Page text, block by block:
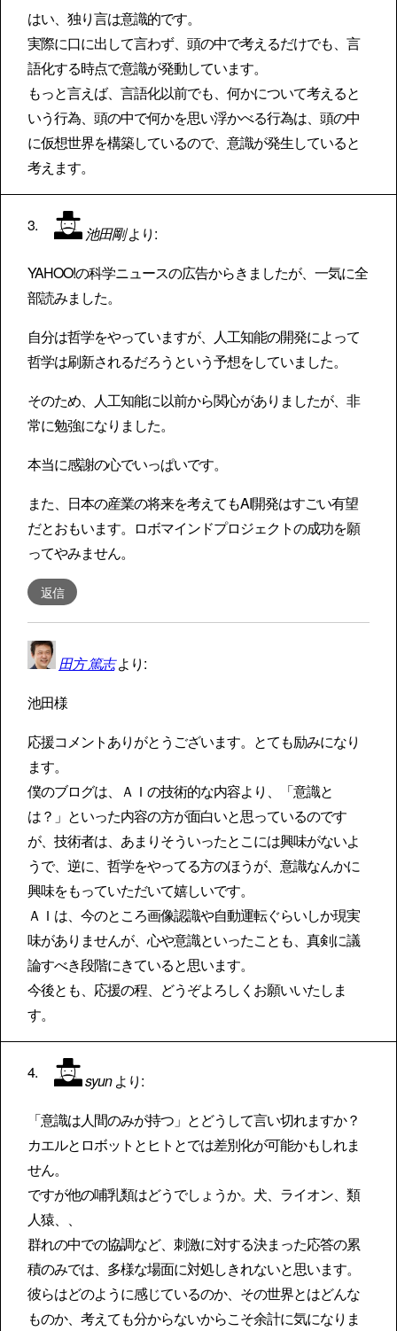
はい、独り言は意識的です。
実際に口に出して言わず、頭の中で考えるだけでも、言
語化する時点で意識が発動しています。
もっと言えば、言語化以前でも、何かについて考えると
いう行為、頭の中で何かを思い浮かべる行為は、頭の中
に仮想世界を構築しているので、意識が発生していると
考えます。
池田剛より:
YAHOO!の科学ニュースの広告からきましたが、一気に全
部読みました。
自分は哲学をやっていますが、人工知能の開発によって
哲学は刷新されるだろうという予想をしていました。
そのため、人工知能に以前から関心がありましたが、非
常に勉強になりました。
本当に感謝の心でいっぱいです。
また、日本の産業の将来を考えてもAI開発はすごい有望
だとおもいます。ロボマインドプロジェクトの成功を願
ってやみません。
返信
田方 篤志 より:
池田様
応援コメントありがとうございます。とても励みになり
ます。
僕のブログは、ＡＩの技術的な内容より、「意識と
は？」といった内容の方が面白いと思っているのです
が、技術者は、あまりそういったとこには興味がないよ
うで、逆に、哲学をやってる方のほうが、意識なんかに
興味をもっていただいて嬉しいです。
ＡＩは、今のところ画像認識や自動運転ぐらいしか現実
味がありませんが、心や意識といったことも、真剣に議
論すべき段階にきていると思います。
今後とも、応援の程、どうぞよろしくお願いいたしま
す。
syun より:
「意識は人間のみが持つ」とどうして言い切れますか？
カエルとロボットとヒトとでは差別化が可能かもしれま
せん。
ですが他の哺乳類はどうでしょうか。犬、ライオン、類
人猿、、
群れの中での協調など、刺激に対する決まった応答の累
積のみでは、多様な場面に対処しきれないと思います。
彼らはどのように感じているのか、その世界とはどんな
ものか、考えても分からないからこそ余計に気になりま